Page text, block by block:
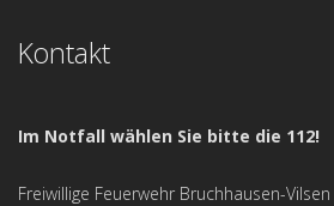
Kontakt
Im Notfall wählen Sie bitte die 112!
Freiwillige Feuerwehr Bruchhausen-Vilsen